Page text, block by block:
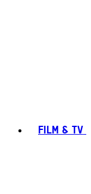
FILM & TV